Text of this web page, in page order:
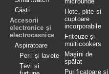
Căști
Accesorii
electronice și
electrocasnice
Aspiratoare
Perii și lavete
Țevi și
Hote, plite si
cuptoare
incorporabile
Friteuze și
multicookers
Maşini de
spălat
Purificatoare și